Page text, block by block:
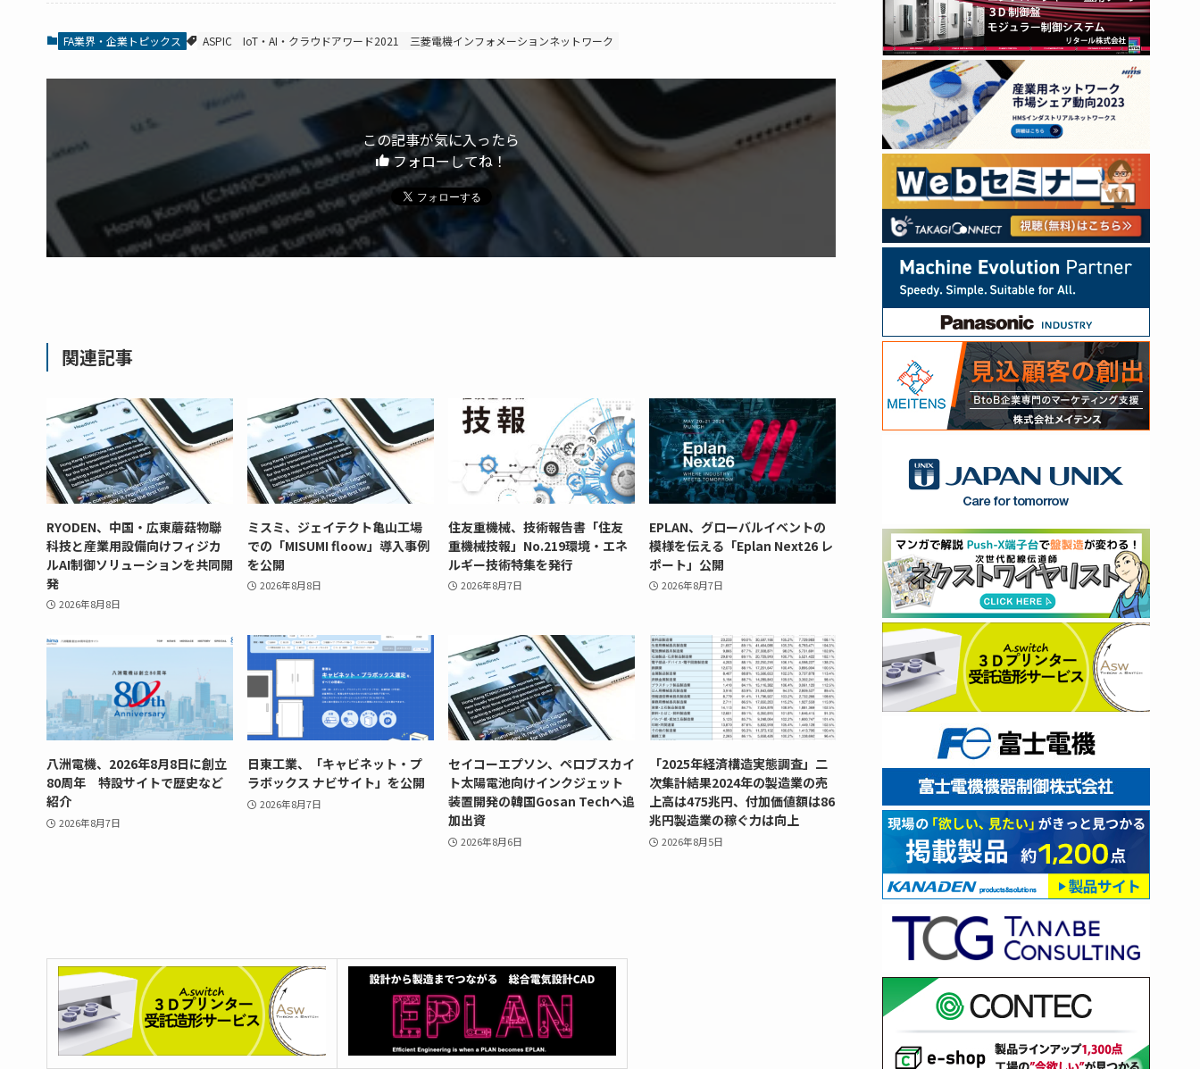
FA業界・企業トピックス ASPIC IoT・AI・クラウドアワード2021 三菱電機インフォメーションネットワーク
この記事が気に入ったら
フォローしてね！
関連記事
RYODEN、中国・広東蘑菇物聯
科技と産業用設備向けフィジカ
ルAI制御ソリューションを共同開
発
2026年8月8日
ミスミ、ジェイテクト亀山工場
での「MISUMI floow」導入事例
を公開
2026年8月8日
住友重機械、技術報告書「住友
重機械技報」No.219環境・エネ
ルギー技術特集を発行
2026年8月7日
EPLAN、グローバルイベントの
模様を伝える「Eplan Next26 レ
ポート」公開
2026年8月7日
八洲電機、2026年8月8日に創立
80周年 特設サイトで歴史など
紹介
2026年8月7日
日東工業、「キャビネット・プ
ラボックス ナビサイト」を公開
2026年8月7日
セイコーエプソン、ペロブスカイ
ト太陽電池向けインクジェット
装置開発の韓国Gosan Techへ追
加出資
2026年8月6日
「2025年経済構造実態調査」二
次集計結果2024年の製造業の売
上高は475兆円、付加価値額は86
兆円製造業の稼ぐ力は向上
2026年8月5日